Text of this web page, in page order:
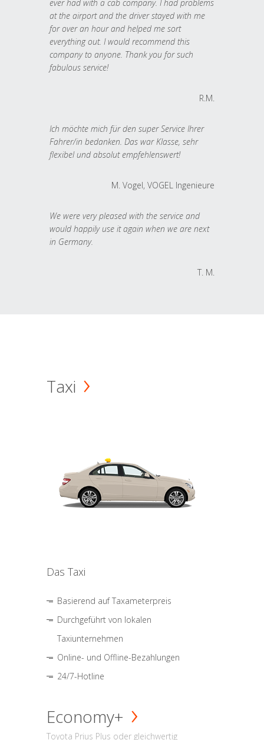
ever had with a cab company. I had problems
at the airport and the driver stayed with me
for over an hour and helped me sort
everything out. I would recommend this
company to anyone. Thank you for such
fabulous service!
R.M.
Ich möchte mich für den super Service Ihrer
Fahrer/in bedanken. Das war Klasse, sehr
flexibel und absolut empfehlenswert!
M. Vogel, VOGEL Ingenieure
We were very pleased with the service and
would happily use it again when we are next
in Germany.
T. M.
Taxi
Das Taxi
Basierend auf Taxameterpreis
Durchgeführt von lokalen
Taxiunternehmen
Online- und Offline-Bezahlungen
24/7-Hotline
Economy+
Toyota Prius Plus oder gleichwertig